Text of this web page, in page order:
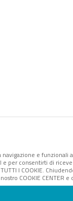
e
per consentirti di
I COOKIE.
COOKIE